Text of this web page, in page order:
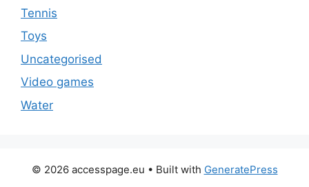
Tennis
Toys
Uncategorised
Video games
Water
© 2026 accesspage.eu • Built with GeneratePress